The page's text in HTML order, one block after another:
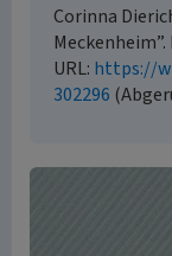
Corinna
URL: https://
302296